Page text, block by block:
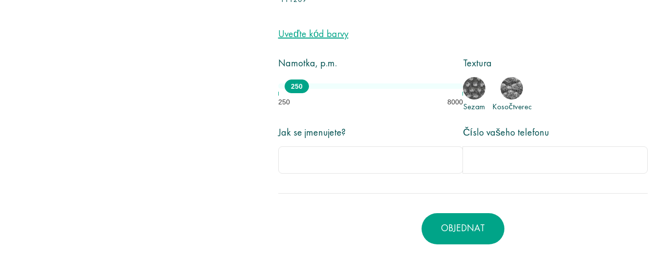
Uveďte kód barvy
Namotka, p.m.
250
250 8000
Textura
Sezam Kosočtverec
Jak se jmenujete? Číslo vašeho telefonu
OBJEDNAT